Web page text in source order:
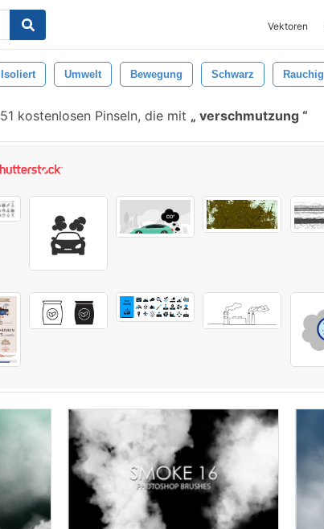
Vektoren
Isoliert Umwelt Bewegung Schwarz Rauchig
51 kostenlosen Pinseln, die mit verschmutzung